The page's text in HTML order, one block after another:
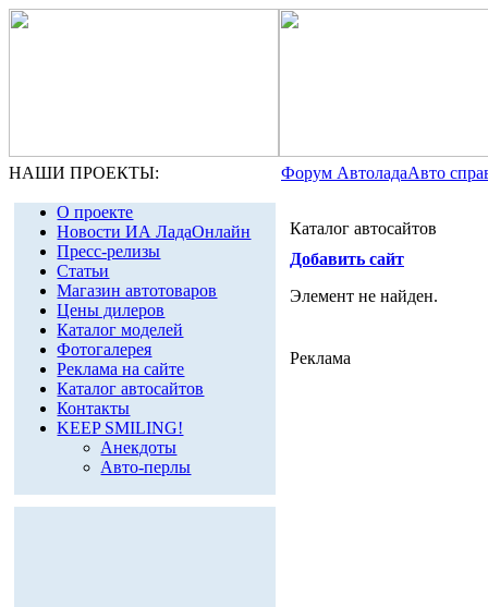
НАШИ ПРОЕКТЫ: Форум АвтоладаАвто
О проекте
Новости ИА ЛадаОнлайн
Пресс-релизы
Статьи
Магазин автотоваров
Цены дилеров
Каталог моделей
Фотогалерея
Реклама на сайте
Каталог автосайтов
Контакты
KEEP SMILING!
Анекдоты
Авто-перлы
Каталог автосайтов
Добавить сайт
Элемент не найден.
Реклама